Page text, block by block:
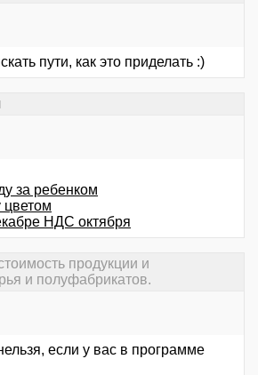
пути, как это приделать :)
за ребенком
цветом
НДС октября
продукции и
и полуфабрикатов.
если у вас в программе